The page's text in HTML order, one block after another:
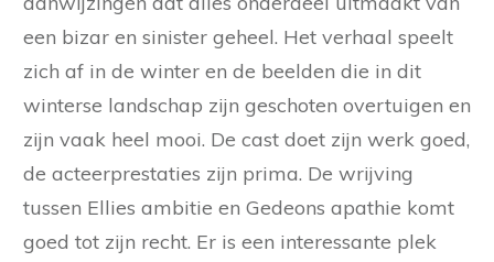
een bizar en sinister geheel. Het verhaal speelt
zich af in de winter en de beelden die in dit
winterse landschap zijn geschoten overtuigen en
zijn vaak heel mooi. De cast doet zijn werk goed,
de acteerprestaties zijn prima. De wrijving
tussen Ellies ambitie en Gedeons apathie komt
goed tot zijn recht. Er is een interessante plek